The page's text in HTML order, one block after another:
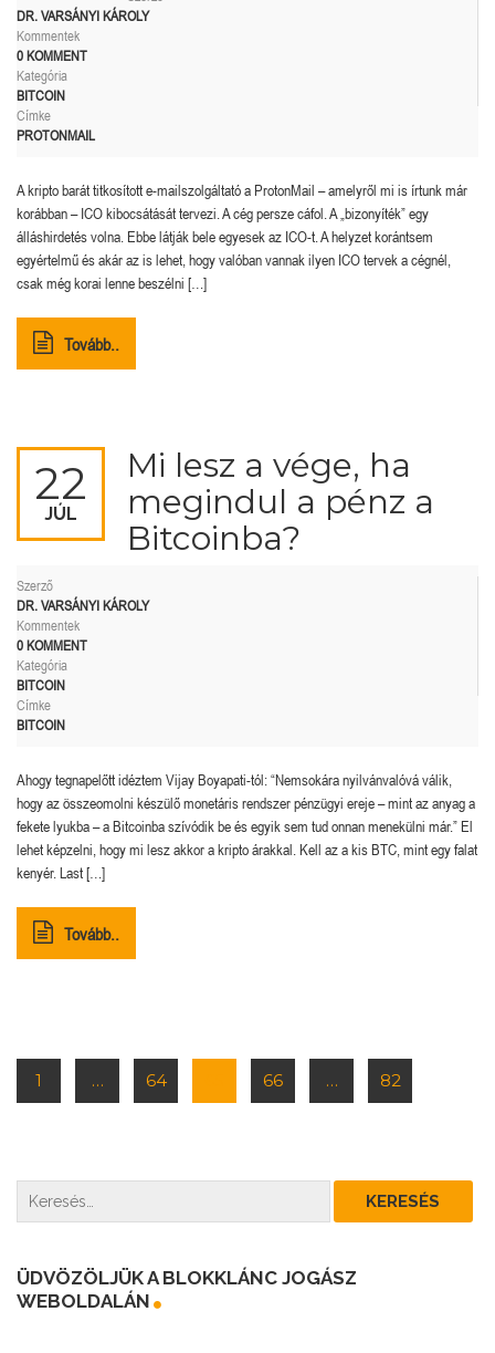
DR. VARSÁNYI KÁROLY
Kommentek
0 KOMMENT
Kategória
BITCOIN
Címke
PROTONMAIL
A kripto barát titkosított e-mailszolgáltató a ProtonMail – amelyről mi is írtunk már
korábban – ICO kibocsátását tervezi. A cég persze cáfol. A „bizonyíték” egy
álláshirdetés volna. Ebbe látják bele egyesek az ICO-t. A helyzet korántsem
egyértelmű és akár az is lehet, hogy valóban vannak ilyen ICO tervek a cégnél,
csak még korai lenne beszélni […]
Tovább..
22
JÚL
Mi lesz a vége, ha
megindul a pénz a
Bitcoinba?
Szerző
DR. VARSÁNYI KÁROLY
Kommentek
0 KOMMENT
Kategória
BITCOIN
Címke
BITCOIN
Ahogy tegnapelőtt idéztem Vijay Boyapati-tól: “Nemsokára nyilvánvalóvá válik,
hogy az összeomolni készülő monetáris rendszer pénzügyi ereje – mint az anyag a
fekete lyukba – a Bitcoinba szívódik be és egyik sem tud onnan menekülni már.” El
lehet képzelni, hogy mi lesz akkor a kripto árakkal. Kell az a kis BTC, mint egy falat
kenyér. Last […]
Tovább..
1 … 64 66 … 82
ÜDVÖZÖLJÜK A BLOKKLÁNC JOGÁSZ
WEBOLDALÁN